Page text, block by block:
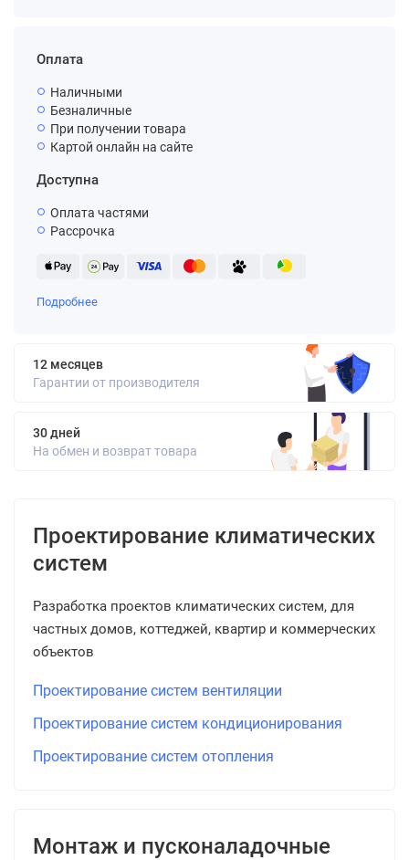
Оплата
Наличными
Безналичные
При получении товара
Картой онлайн на сайте
Доступна
Оплата частями
Рассрочка
Подробнее
12 месяцев
Гарантии от производителя
30 дней
На обмен и возврат товара
Проектирование климатических
систем
Разработка проектов климатических систем, для
частных домов, коттеджей, квартир и коммерческих
объектов
Проектирование систем вентиляции
Проектирование систем кондиционирования
Проектирование систем отопления
Монтаж и пусконаладочные